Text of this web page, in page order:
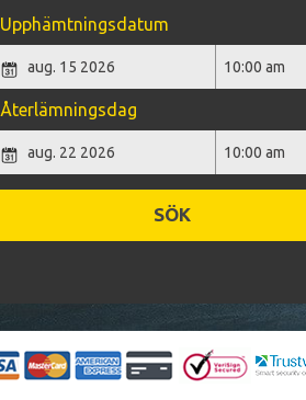
Upphämtningsdatum
Återlämningsdag
SÖK